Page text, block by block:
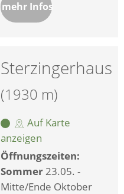
mehr Infos
Sterzingerhaus
(1930 m)
Auf Karte
anzeigen
Öffnungszeiten:
Sommer23.05. -
Mitte/Ende Oktober